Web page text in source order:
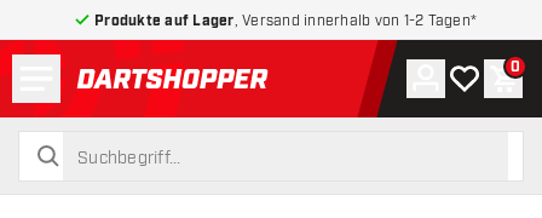
Produkte auf Lager , Versand innerhalb von 1-2 Tagen*
zurück zur Startseite
suchen
suchen
Konto
Meine 0